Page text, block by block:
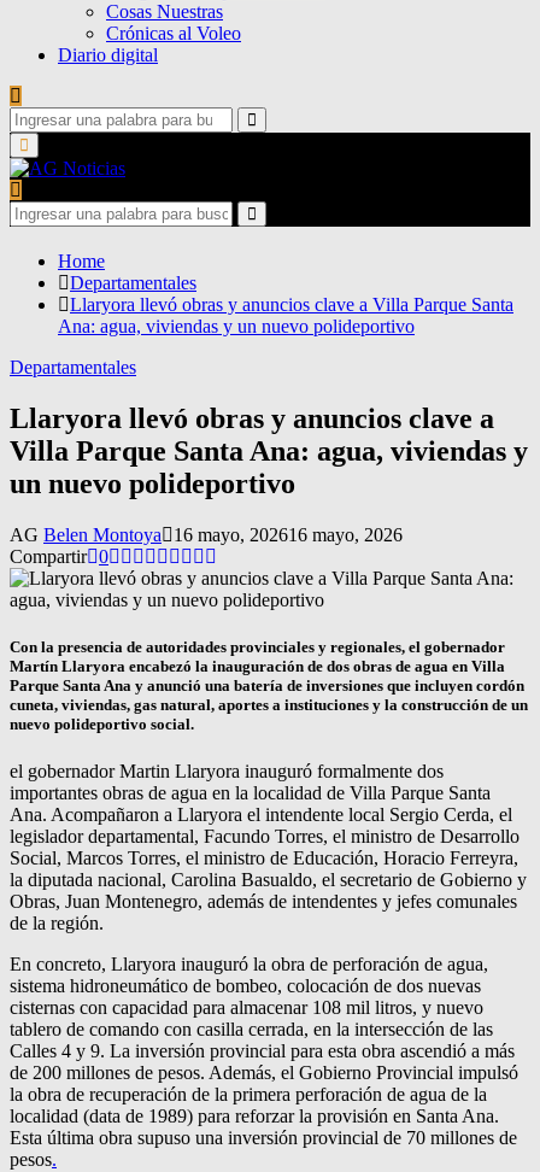
Cosas Nuestras
Crónicas al Voleo
Diario digital
Search
for:
Search
Primary
Menu
Search
for:
Search
Home
Departamentales
Llaryora llevó obras y anuncios clave a Villa Parque Santa
Ana: agua, viviendas y un nuevo polideportivo
Departamentales
Llaryora llevó obras y anuncios clave a
Villa Parque Santa Ana: agua, viviendas y
un nuevo polideportivo
AG Belen Montoya 16 mayo, 202616 mayo, 2026
Compartir 0
Con la presencia de autoridades provinciales y regionales, el gobernador
Martín Llaryora encabezó la inauguración de dos obras de agua en Villa
Parque Santa Ana y anunció una batería de inversiones que incluyen cordón
cuneta, viviendas, gas natural, aportes a instituciones y la construcción de un
nuevo polideportivo social.
el gobernador Martin Llaryora inauguró formalmente dos
importantes obras de agua en la localidad de Villa Parque Santa
Ana. Acompañaron a Llaryora el intendente local Sergio Cerda, el
legislador departamental, Facundo Torres, el ministro de Desarrollo
Social, Marcos Torres, el ministro de Educación, Horacio Ferreyra,
la diputada nacional, Carolina Basualdo, el secretario de Gobierno y
Obras, Juan Montenegro, además de intendentes y jefes comunales
de la región.
En concreto, Llaryora inauguró la obra de perforación de agua,
sistema hidroneumático de bombeo, colocación de dos nuevas
cisternas con capacidad para almacenar 108 mil litros, y nuevo
tablero de comando con casilla cerrada, en la intersección de las
Calles 4 y 9. La inversión provincial para esta obra ascendió a más
de 200 millones de pesos. Además, el Gobierno Provincial impulsó
la obra de recuperación de la primera perforación de agua de la
localidad (data de 1989) para reforzar la provisión en Santa Ana.
Esta última obra supuso una inversión provincial de 70 millones de
pesos.